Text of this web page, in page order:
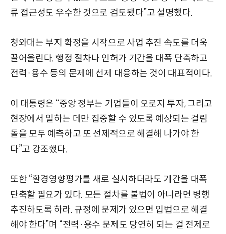
류 접근성도 우수한 것으로 검토됐다”고 설명했다.
청와대는 부지 확정을 시작으로 사업 추진 속도를 더욱
끌어올린다. 행정 절차나 인허가 기간을 대폭 단축하고
전력·용수 등의 문제에 선제 대응하는 것이 대표적이다.
이 대통령은 “중앙 정부는 기업들이 오로지 투자, 그리고
현장에서 일하는 데만 집중할 수 있도록 예상되는 걸림
돌을 모두 예측하고 또 선제적으로 해결해 나가야 한
다”고 강조했다.
또한 “환경영향평가를 새로 실시하더라도 기간을 대폭
단축할 필요가 있다. 모든 절차를 불법이 아니라면 병행
추진하도록 하라. 규정에 문제가 있으면 입법으로 해결
해야 한다”며 “전력·용수 문제도 당연히 되는 걸 전제로